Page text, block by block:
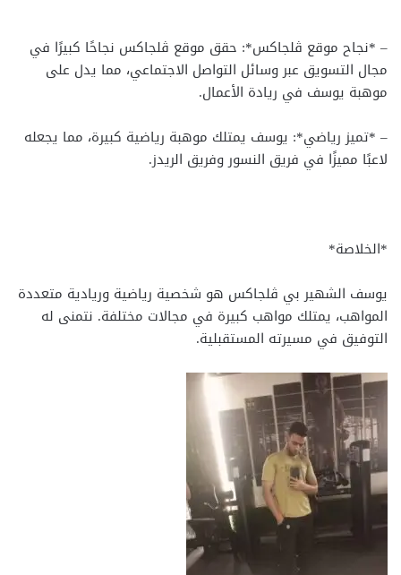
– *نجاح موقع ڤلجاكس*: حقق موقع ڤلجاكس نجاحًا كبيرًا في
مجال التسويق عبر وسائل التواصل الاجتماعي، مما يدل على
موهبة يوسف في ريادة الأعمال.
– *تميز رياضي*: يوسف يمتلك موهبة رياضية كبيرة، مما يجعله
لاعبًا مميزًا في فريق النسور وفريق الريدز.
*الخلاصة*
يوسف الشهير بي ڤلجاكس هو شخصية رياضية وريادية متعددة
المواهب، يمتلك مواهب كبيرة في مجالات مختلفة. نتمنى له
التوفيق في مسيرته المستقبلية.